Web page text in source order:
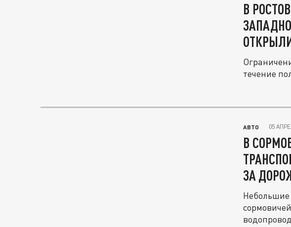
В
течение
АВТО 05
В
ЗА